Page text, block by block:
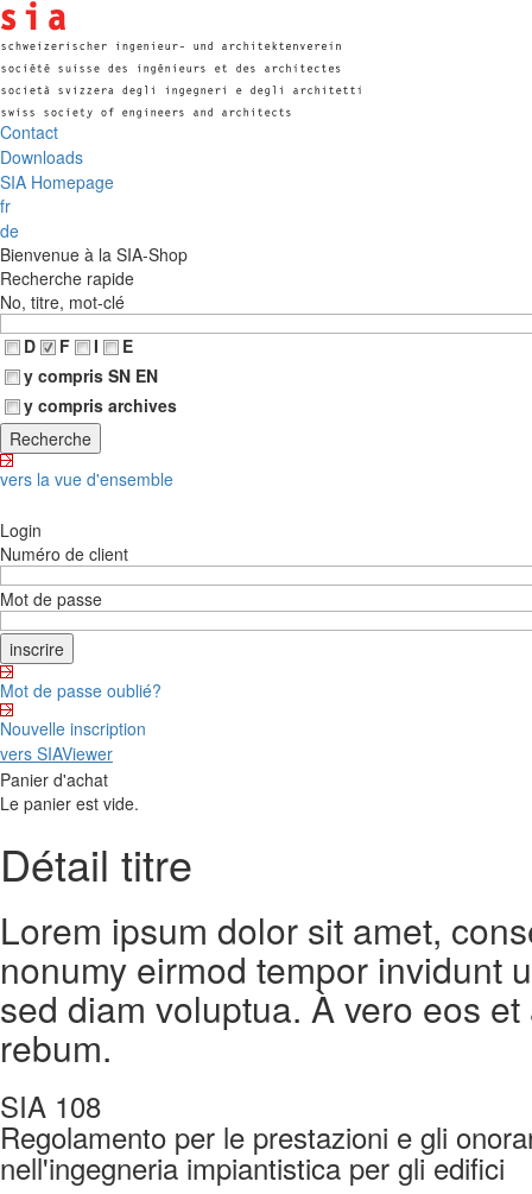
Contact
Downloads
SIA Homepage
fr
de
Bienvenue à la SIA-Shop
Recherche rapide
No, titre, mot-clé
D
F I
E
y compris SN EN
y compris archives
vers la vue d'ensemble
Login
Numéro de client
Mot de passe
Mot de passe oublié?
Nouvelle inscription
vers SIAViewer
Panier d'achat
Le panier est vide.
Détail titre
Lorem ipsum dolor sit amet,
nonumy eirmod tempor invidunt
sed diam voluptua. À vero eos
rebum.
SIA 108
Regolamento per le prestazioni e gli
nell'ingegneria impiantistica per gli edifici